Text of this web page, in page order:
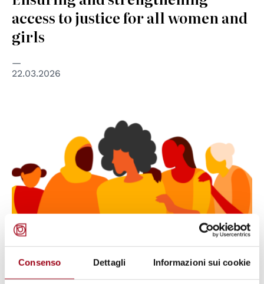
Consenso Dettagli Informazioni sui cookie
access to justice for all women and
girls
22.03.2026